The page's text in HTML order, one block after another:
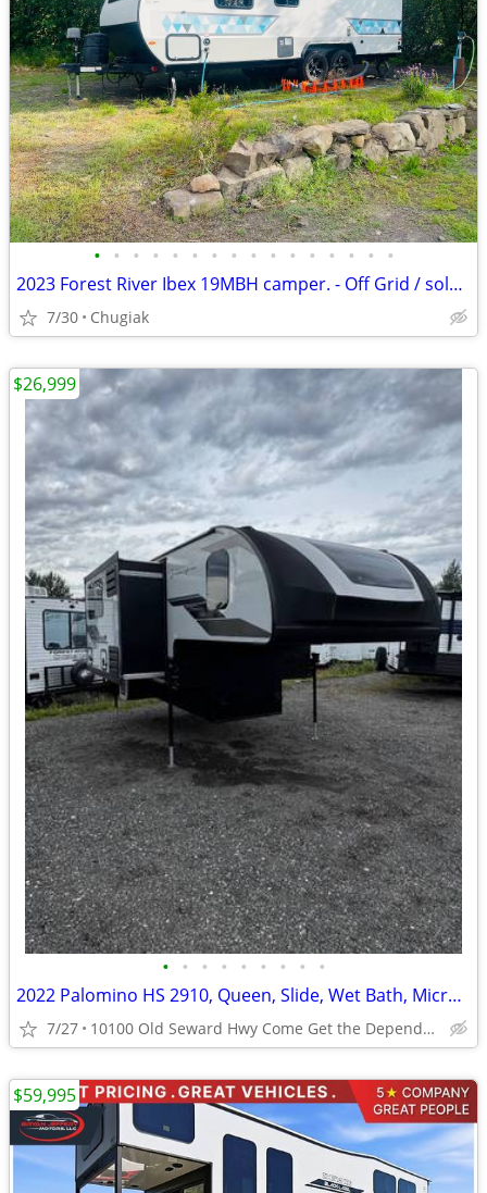
• • • • • • • • • • • • • • • •
2023 Forest River Ibex 19MBH camper. - Off Grid / solar - Bunks / sleeps 5 - lik
7/30 Chugiak
• • • • • • • • •
2022 Palomino HS 2910, Queen, Slide, Wet Bath, Micro, Oven, 3,493 lbs
7/27 10100 Old Seward Hwy Come Get the Dependable Deal!!
$26,999
$59,995